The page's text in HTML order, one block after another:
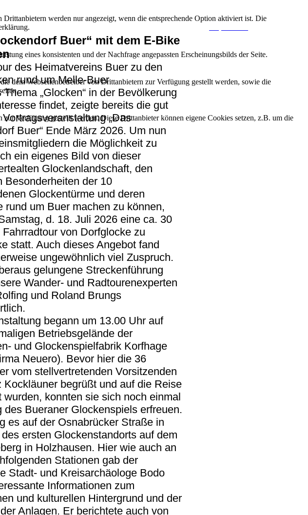
Buer“ mit dem E-Bike
des Heimatvereins Buer zu den
rund um Melle-Buer
„Glocken“ in der Bevölkerung
findet, zeigte bereits die gut
„Das
Buer“ Ende März 2026. Um nun
die Möglichkeit zu
ein eigenes Bild von dieser
Glockenlandschaft, den
Besonderheiten der 10
Glockentürme und deren
rund um Buer machen zu können,
d. 18. Juli 2026 eine ca. 30
von Dorfglocke zu
statt. Auch dieses Angebot fand
ungewöhnlich viel Zuspruch.
gelungene Streckenführung
Wander- und Radtourenexperten
und Roland Brungs
begann um 13.00 Uhr auf
Betriebsgelände der
und Glockenspielfabrik Korfhage
Neuero). Bevor hier die 36
vom stellvertretenden Vorsitzenden
Kockläuner begrüßt und auf die Reise
wurden, konnten sie sich noch einmal
des Bueraner Glockenspiels erfreuen.
es auf der Osnabrücker Straße in
ersten Glockenstandorts auf dem
in Holzhausen. Hier wie auch an
Stationen gab der
Stadt- und Kreisarchäologe Bodo
Informationen zum
und kulturellen Hintergrund und der
Anlagen. Er berichtete auch von
werden nur angezeigt, wenn die entsprechende Option aktiviert ist. Die
eines konsistenten und der Nachfrage angepassten Erscheinungsbilds der Seite.
dem Webseitenbetreiber von Drittanbietern zur Verfügung gestellt werden, sowie die
Verfügung gestellt werden. Diese Drittanbieter können eigene Cookies setzen, z.B. um die